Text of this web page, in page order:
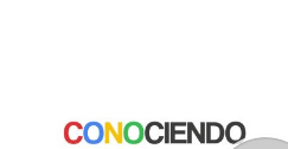
imágenes